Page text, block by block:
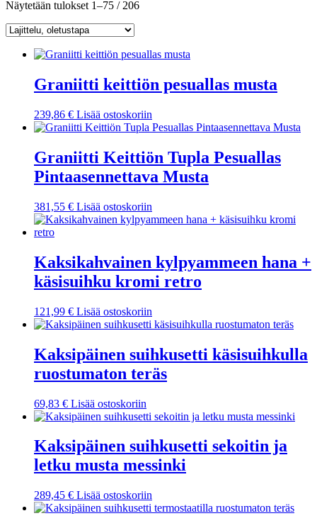
Näytetään tulokset 1–75 / 206
Graniitti keittiön pesuallas musta
239,86 € Lisää ostoskoriin
Graniitti Keittiön Tupla Pesuallas
Pintaasennettava Musta
381,55 € Lisää ostoskoriin
Kaksikahvainen kylpyammeen hana +
käsisuihku kromi retro
121,99 € Lisää ostoskoriin
Kaksipäinen suihkusetti käsisuihkulla
ruostumaton teräs
69,83 € Lisää ostoskoriin
Kaksipäinen suihkusetti sekoitin ja
letku musta messinki
289,45 € Lisää ostoskoriin